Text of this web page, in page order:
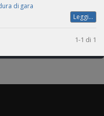
di gara
Leggi...
1-1 di 1